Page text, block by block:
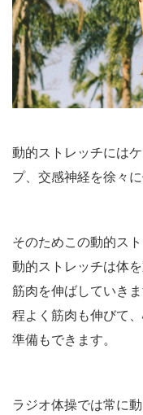
動的ストレッチには
プ、交感神経を徐々
そのためこの動的ス
動的ストレッチは体
筋肉を伸ばしていきま
程よく筋肉も伸びて
準備もできます。
ラジオ体操では常に